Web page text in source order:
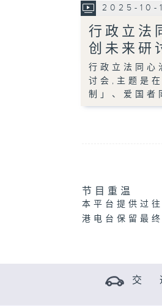
2025-10-
行政立法
创未来研
行政立法同心
讨会,主题是
制」、爱国者
节目重温
本平台提供过
港电台保留最
交